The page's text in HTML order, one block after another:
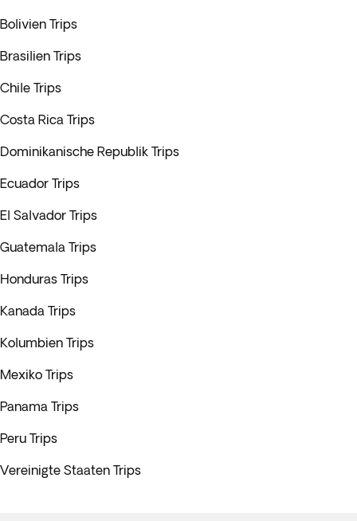
Bolivien Trips
Brasilien Trips
Chile Trips
Costa Rica Trips
Dominikanische Republik Trips
Ecuador Trips
El Salvador Trips
Guatemala Trips
Honduras Trips
Kanada Trips
Kolumbien Trips
Mexiko Trips
Panama Trips
Peru Trips
Vereinigte Staaten Trips